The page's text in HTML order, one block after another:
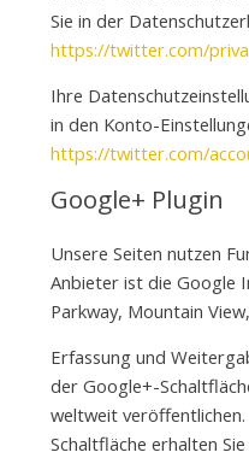
Sie in der
https://twitter.com/
Ihre
in den Konto-
https://twitter.com/
Google+ Plugin
Unsere Seiten nutzen
Anbieter ist die Google
Parkway, Mountain
Erfassung und
der Google+-
weltweit
Schaltfläche erhalten